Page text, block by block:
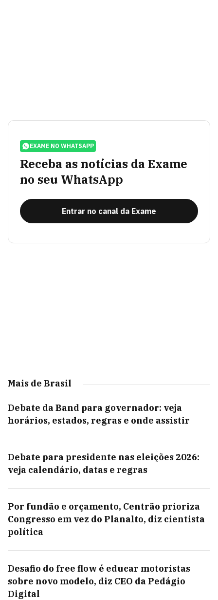
EXAME NO WHATSAPP
Receba as notícias da Exame
no seu WhatsApp
Entrar no canal da Exame
Mais de Brasil
Debate da Band para governador: veja
horários, estados, regras e onde assistir
Debate para presidente nas eleições 2026:
veja calendário, datas e regras
Por fundão e orçamento, Centrão prioriza
Congresso em vez do Planalto, diz cientista
política
Desafio do free flow é educar motoristas
sobre novo modelo, diz CEO da Pedágio
Digital